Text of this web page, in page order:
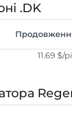
.DK
11.69 $/